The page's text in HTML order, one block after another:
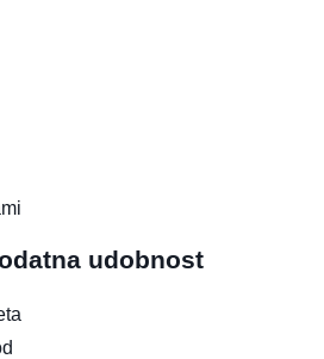
udobnost